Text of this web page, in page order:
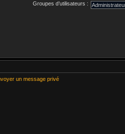
Groupes d’utilisateurs :
un message privé